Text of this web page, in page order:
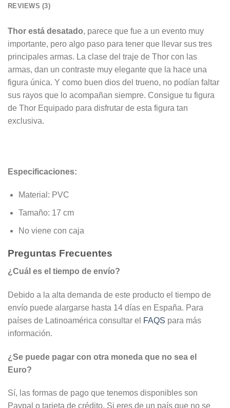
REVIEWS (3)
Thor está desatado, parece que fue a un evento muy
importante, pero algo paso para tener que llevar sus tres
principales armas. La clase del traje de Thor con las
armas, dan un contraste muy elegante que la hace una
figura única. Y como buen dios del trueno, no podían faltar
sus rayos que lo acompañan siempre. Consigue tu figura
de Thor Equipado para disfrutar de esta figura tan
exclusiva.
Especificaciones:
Material: PVC
Tamaño: 17 cm
No viene con caja
Preguntas Frecuentes
¿Cuál es el tiempo de envío?
Debido a la alta demanda de este producto el tiempo de
envío puede alargarse hasta 14 días en España. Para
países de Latinoamérica consultar el
FAQS para más
información.
¿Se puede pagar con otra moneda que no sea el
Euro?
Sí, las formas de pago que tenemos disponibles son
Paypal o tarjeta de crédito. Si eres de un país que no se